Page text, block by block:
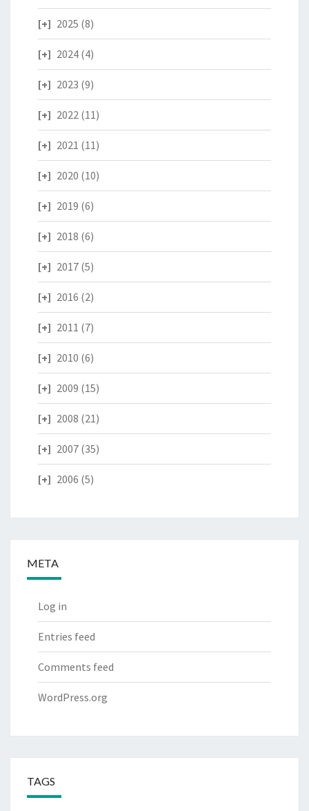
2025 (8)
2024 (4)
2023 (9)
2022 (11)
2021 (11)
2020 (10)
2019 (6)
2018 (6)
2017 (5)
2016 (2)
2011 (7)
2010 (6)
2009 (15)
2008 (21)
2007 (35)
2006 (5)
META
Log in
Entries feed
Comments feed
WordPress.org
TAGS